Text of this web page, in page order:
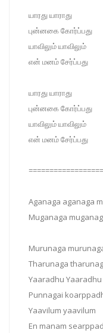
யாரது யாராது
புன்னகை கோர்ப்பது
யாவிலும் யாவிலும்
என் மனம் சேர்ப்பது
யாரது யாராது
புன்னகை கோர்ப்பது
யாவிலும் யாவிலும்
என் மனம் சேர்ப்பது
Aganaga aganaga
Muganaga
Murunaga
Tharunaga
Yaaradhu Yaaradhu
Punnagai
Yaavilum yaavilum
En manam